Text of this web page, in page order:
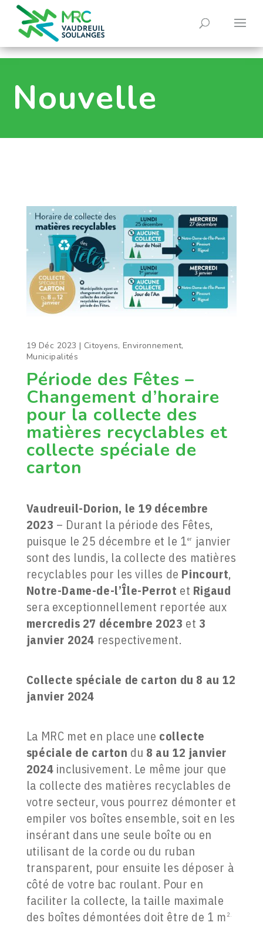
Nouvelle
Période des Fêtes –
Changement d’horaire
pour la collecte des
matières recyclables et
collecte spéciale de
carton
19 Déc 2023 | Citoyens, Environnement,
Municipalités
Vaudreuil-Dorion, le 19 décembre
2023 – Durant la période des Fêtes,
puisque le 25 décembre et le 1er
janvier
sont des lundis, la collecte des matières
recyclables pour les villes de Pincourt,
Notre-Dame-de-l’Île-Perrot et Rigaud
sera exceptionnellement reportée aux
mercredis 27 décembre 2023 et 3
janvier 2024 respectivement.
Collecte spéciale de carton du 8 au 12
janvier 2024
La MRC met en place une collecte
spéciale de carton du 8 au 12 janvier
2024 inclusivement. Le même jour que
la collecte des matières recyclables de
votre secteur, vous pourrez démonter et
empiler vos boîtes ensemble, soit en les
insérant dans une seule boîte ou en
utilisant de la corde ou du ruban
transparent, pour ensuite les déposer à
côté de votre bac roulant. Pour en
faciliter la collecte, la taille maximale
des boîtes démontées doit être de 1 m 2.